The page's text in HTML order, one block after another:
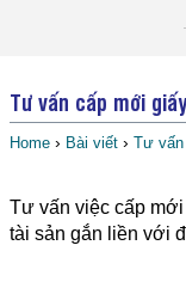
Tư vấn cấp mới
Home › Bài viết › Tư
Tư vấn việc cấp
tài sản gắn liền với